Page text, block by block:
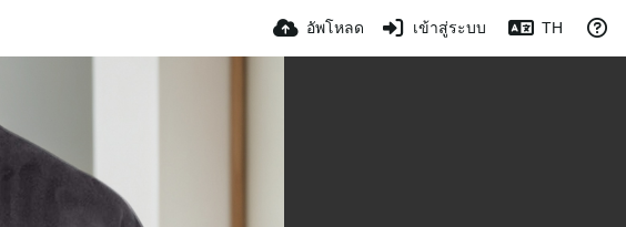
อัพโหลด เข้าสู่ระบบ TH